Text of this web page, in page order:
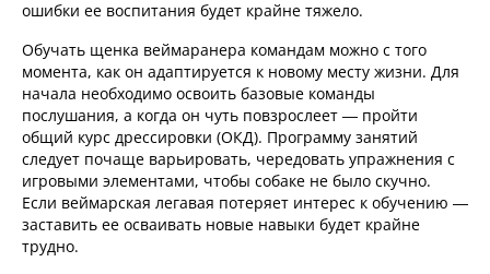
ошибки ее воспитания будет крайне тяжело.
Обучать щенка веймаранера командам можно с того
момента, как он адаптируется к новому месту жизни. Для
начала необходимо освоить базовые команды
послушания, а когда он чуть повзрослеет — пройти
общий курс дрессировки (ОКД). Программу занятий
следует почаще варьировать, чередовать упражнения с
игровыми элементами, чтобы собаке не было скучно.
Если веймарская легавая потеряет интерес к обучению —
заставить ее осваивать новые навыки будет крайне
трудно.